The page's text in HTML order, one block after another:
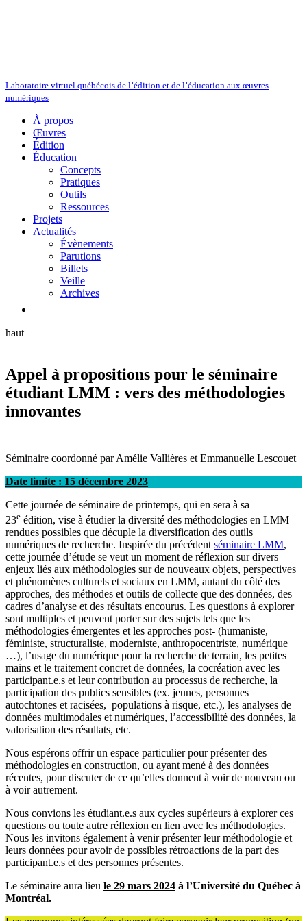
Laboratoire virtuel québécois de l’édition et de l’éducation aux œuvres
numériques
À propos
Œuvres
Édition
Éducation
Concepts
Pratiques
Outils
Ressources
Projets
Actualités
Évènements
Parutions
Billets
Veille
Archives
haut
Appel à propositions pour le séminaire
étudiant LMM : vers des méthodologies
innovantes
Séminaire coordonné par Amélie Vallières et Emmanuelle Lescouet
Date limite : 15 décembre 2023
Cette journée de séminaire de printemps, qui en sera à sa
23e édition, vise à étudier la diversité des méthodologies en LMM
rendues possibles que décuple la diversification des outils
numériques de recherche. Inspirée du précédent séminaire LMM,
cette journée d’étude se veut un moment de réflexion sur divers
enjeux liés aux méthodologies sur de nouveaux objets, perspectives
et phénomènes culturels et sociaux en LMM, autant du côté des
approches, des méthodes et outils de collecte que des données, des
cadres d’analyse et des résultats encourus. Les questions à explorer
sont multiples et peuvent porter sur des sujets tels que les
méthodologies émergentes et les approches post- (humaniste,
féministe, structuraliste, moderniste, anthropocentriste, numérique
…), l’usage du numérique pour la recherche de terrain, les petites
mains et le traitement concret de données, la cocréation avec les
participant.e.s et leur contribution au processus de recherche, la
participation des publics sensibles (ex. jeunes, personnes
autochtones et racisées, populations à risque, etc.), les analyses de
données multimodales et numériques, l’accessibilité des données, la
valorisation des résultats, etc.
Nous espérons offrir un espace particulier pour présenter des
méthodologies en construction, ou ayant mené à des données
récentes, pour discuter de ce qu’elles donnent à voir de nouveau ou
à voir autrement.
Nous convions les étudiant.e.s aux cycles supérieurs à explorer ces
questions ou toute autre réflexion en lien avec les méthodologies.
Nous les invitons également à venir présenter leur méthodologie et
leurs données pour avoir de possibles rétroactions de la part des
participant.e.s et des personnes présentes.
Le séminaire aura lieu le 29 mars 2024 à l’Université du Québec à
Montréal.